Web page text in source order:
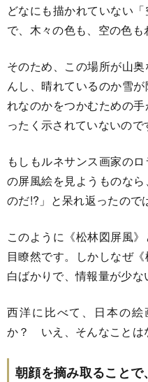
どなにも描かれていない
で、木々の色も、空の色も
そのため、この場所が山
んし、晴れているのか雪
れなのかをつかむための
ったく示されていないので
もしもルネサンス画家の
の屏風絵を見ようものな
のだ!?」と呆れ返ったので
このように《松林図屏風
目瞭然です。しかしなぜ
白ばかりで、情報量が少な
西洋に比べて、日本の
か？ いえ、そんなことは
朝顔を摘み取ること